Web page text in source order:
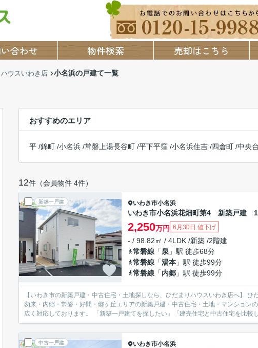
合わせ 物件検索 売却はこちら
ウスいわき店 小名浜の戸建て一覧
おすすめのエリア
平 /錦町 /小名浜 /常磐上湯長谷町 /平下平窪 /小名浜住吉 /四倉町 /中央
12件（会員物件 4件）
新築一戸建 いわき市小名浜
いわき市小名浜花畑町第4 新築戸建
2,250万円 6月30日 値下げ
- / 98.82㎡ / 4LDK /新築 /2階建
常磐線 「泉 」駅 徒歩68分
常磐線 「湯本 」駅 徒歩99分
常磐線 「内郷 」駅 徒歩99分
【いわき市の新築戸建・中古住宅・土地探しなら、ひだまりハウスいわき店へ】 ひだまりハウスいわき店では、いわき市を中心に、平・小名浜・泉・
勿来・内郷・常磐・好間・郷ヶ丘エリアの新築戸建・中古住宅・土地・マンション
広く対応しております。 「新築一戸建てを探したい」「建売住宅と中
中古一戸建 いわき市小名浜